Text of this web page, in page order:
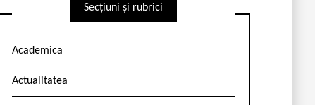
Secțiuni și rubrici
Academica
Actualitatea